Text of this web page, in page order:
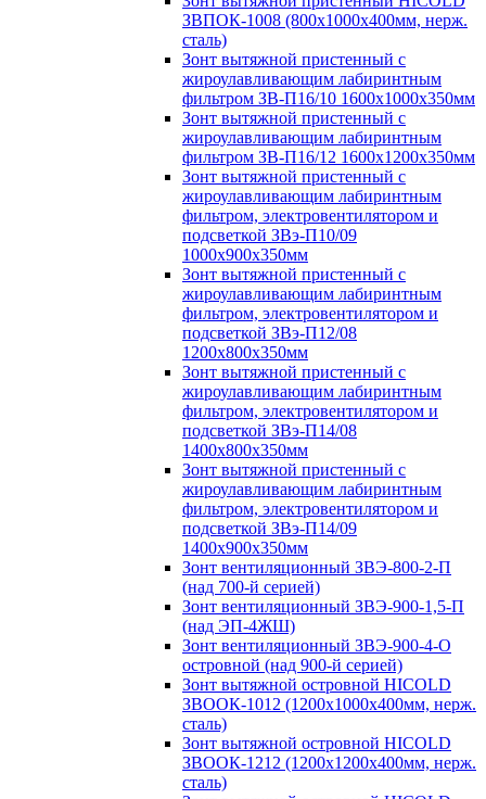
ЗВПОК-1008 (800х1000х400мм, нерж.
сталь)
Зонт вытяжной пристенный с
жироулавливающим лабиринтным
фильтром ЗВ-П16/10 1600х1000х350мм
Зонт вытяжной пристенный с
жироулавливающим лабиринтным
фильтром ЗВ-П16/12 1600х1200х350мм
Зонт вытяжной пристенный с
жироулавливающим лабиринтным
фильтром, электровентилятором и
подсветкой ЗВэ-П10/09
1000х900х350мм
Зонт вытяжной пристенный с
жироулавливающим лабиринтным
фильтром, электровентилятором и
подсветкой ЗВэ-П12/08
1200х800х350мм
Зонт вытяжной пристенный с
жироулавливающим лабиринтным
фильтром, электровентилятором и
подсветкой ЗВэ-П14/08
1400х800х350мм
Зонт вытяжной пристенный с
жироулавливающим лабиринтным
фильтром, электровентилятором и
подсветкой ЗВэ-П14/09
1400х900х350мм
Зонт вентиляционный ЗВЭ-800-2-П
(над 700-й серией)
Зонт вентиляционный ЗВЭ-900-1,5-П
(над ЭП-4ЖШ)
Зонт вентиляционный ЗВЭ-900-4-О
островной (над 900-й серией)
Зонт вытяжной островной HICOLD
ЗВООК-1012 (1200х1000х400мм, нерж.
сталь)
Зонт вытяжной островной HICOLD
ЗВООК-1212 (1200x1200x400мм, нерж.
сталь)